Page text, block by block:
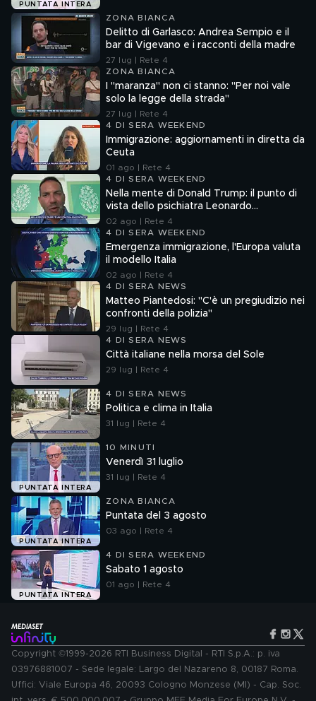
PUNTATA INTERA
ZONA BIANCA
Delitto di Garlasco: Andrea Sempio e il
bar di Vigevano e i racconti della madre
27 lug | Rete 4
ZONA BIANCA
I "maranza" non ci stanno: "Per noi vale
solo la legge della strada"
27 lug | Rete 4
4 DI SERA WEEKEND
Immigrazione: aggiornamenti in diretta da
Ceuta
01 ago | Rete 4
4 DI SERA WEEKEND
Nella mente di Donald Trump: il punto di
vista dello psichiatra Leonardo
Mendolicchio
02 ago | Rete 4
4 DI SERA WEEKEND
Emergenza immigrazione, l'Europa valuta
il modello Italia
02 ago | Rete 4
4 DI SERA NEWS
Matteo Piantedosi: "C'è un pregiudizio nei
confronti della polizia"
29 lug | Rete 4
4 DI SERA NEWS
Città italiane nella morsa del Sole
29 lug | Rete 4
4 DI SERA NEWS
Politica e clima in Italia
31 lug | Rete 4
PUNTATA INTERA
10 MINUTI
Venerdì 31 luglio
31 lug | Rete 4
PUNTATA INTERA
ZONA BIANCA
Puntata del 3 agosto
03 ago | Rete 4
PUNTATA INTERA
4 DI SERA WEEKEND
Sabato 1 agosto
01 ago | Rete 4
Copyright ©1999-2026 RTI Business Digital - RTI S.p.A.: p. iva
03976881007 - Sede legale: Largo del Nazareno 8, 00187 Roma.
Uffici: Viale Europa 46, 20093 Cologno Monzese (MI) - Cap. Soc.